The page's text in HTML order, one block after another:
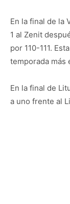
En la final de la
1 al Zenit
por 110-111.
temporada más
En la final de
a uno frente al